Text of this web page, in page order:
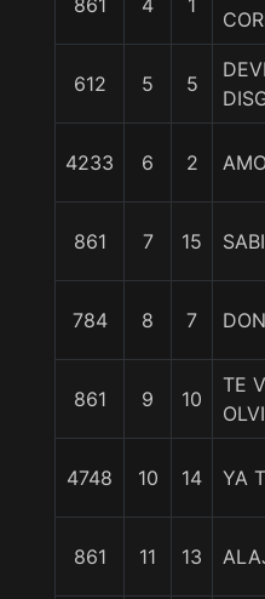
861 4 1
612 5 5
4233 6 2
861 7 15
784 8 7
861 9 10
TE
4748 10 14 YA
861 11 13